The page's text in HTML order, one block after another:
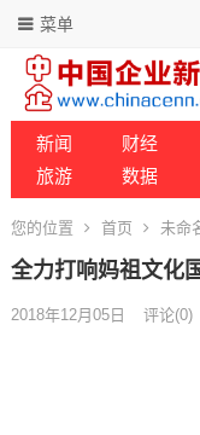
菜单
新闻 财经
旅游
数据
您的位置 首页 未命
全力打响妈祖文化
2018年12月05日 评论(0)